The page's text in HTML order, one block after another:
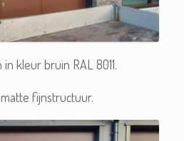
kleur bruin RAL 8011.
fijnstructuur.